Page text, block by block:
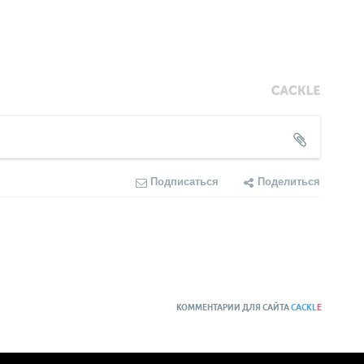
Подписаться Поделиться
КОММЕНТАРИИ ДЛЯ САЙТАCACKL E